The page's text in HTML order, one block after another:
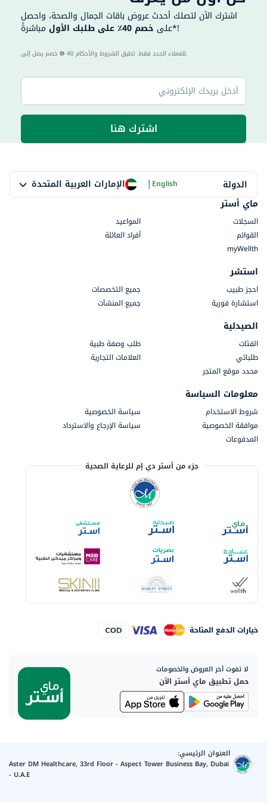
اشترك الآن لتصلك أحدث عروض باقات الجمال والصحة، واحصل
على خصم 40٪ على طلبك الأول مباشرةً*!
40 للعملاء الجدد فقط. تطبق الشروط والأحكام.
اشترك هنا
الدولة الإمارات العربية المتحدة |English
ماي أستر
السجلات
المواعيد
القوائم
أفراد العائلة
myWellth
استشر
احجز طبيب
جميع التخصصات
استشارة فورية
جميع المنشآت
الصيدلية
الفئات
طلب وصفة طبية
طلباتي
العلامات التجارية
محدد موقع المتجر
معلومات السياسة
شروط الاستخدام
سياسة الخصوصية
موافقة الخصوصية
سياسة الإرجاع والاسترداد
المدفوعات
جزء من أستر دي إم للرعاية الصحية
خيارات الدفع المتاحة
لا تفوت آخر العروض والخصومات
حمل تطبيق ماي أستر الآن
العنوان الرئيسي:
Aster DM Healthcare, 33rd Floor - Aspect Tower Business Bay, Dubai
- U.A.E